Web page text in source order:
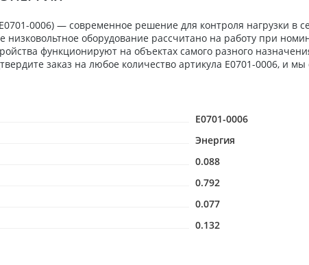
0006) — современное решение для контроля нагрузки
низковольтное оборудование рассчитано на работу при
функционируют на объектах самого разного
заказ на любое количество артикула Е0701-0006, и
Е0701-0006
Энергия
0.088
0.792
0.077
0.132